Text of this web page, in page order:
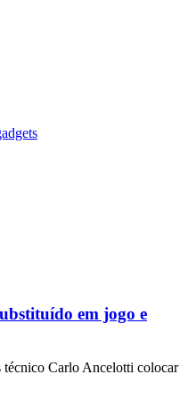
em jogo e
técnico Carlo Ancelotti colocar